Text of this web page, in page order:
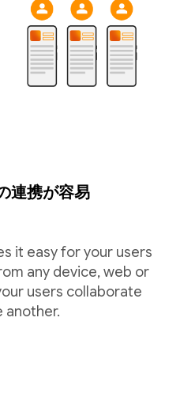
連携が容易
it easy for your users
any device, web or
users collaborate
another.